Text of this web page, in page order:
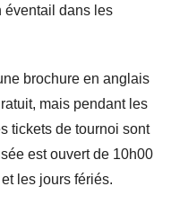
éventail dans les
brochure en anglais
mais pendant les
tickets de tournoi sont
est ouvert de 10h00
les jours fériés.